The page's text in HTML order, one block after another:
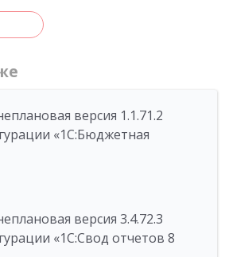
версия 1.1.71.2
«1C:Бюджетная
версия 3.4.72.3
«1C:Свод отчетов 8